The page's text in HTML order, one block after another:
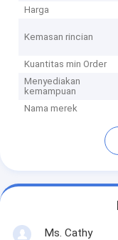
Harga
Kemasan rincian
Kuantitas min Order
Menyediakan
kemampuan
Nama merek
Ms. Cathy